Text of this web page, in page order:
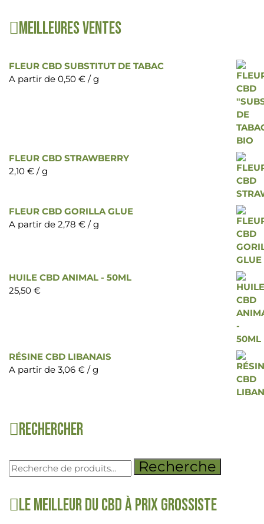
Meilleures ventes
FLEUR CBD SUBSTITUT DE TABAC
A partir de 0,50 € / g
FLEUR CBD STRAWBERRY
2,10 € / g
FLEUR CBD GORILLA GLUE
A partir de 2,78 € / g
HUILE CBD ANIMAL - 50ML
25,50 €
RÉSINE CBD LIBANAIS
A partir de 3,06 € / g
Rechercher
Recherche
Le meilleur du CBD à prix grossiste